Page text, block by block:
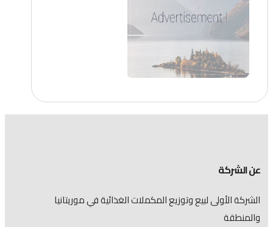
عن الشركة
الشركة الأولى لبيع وتوزيع المكملات الغذائية في موريتانيا
والمنطقة